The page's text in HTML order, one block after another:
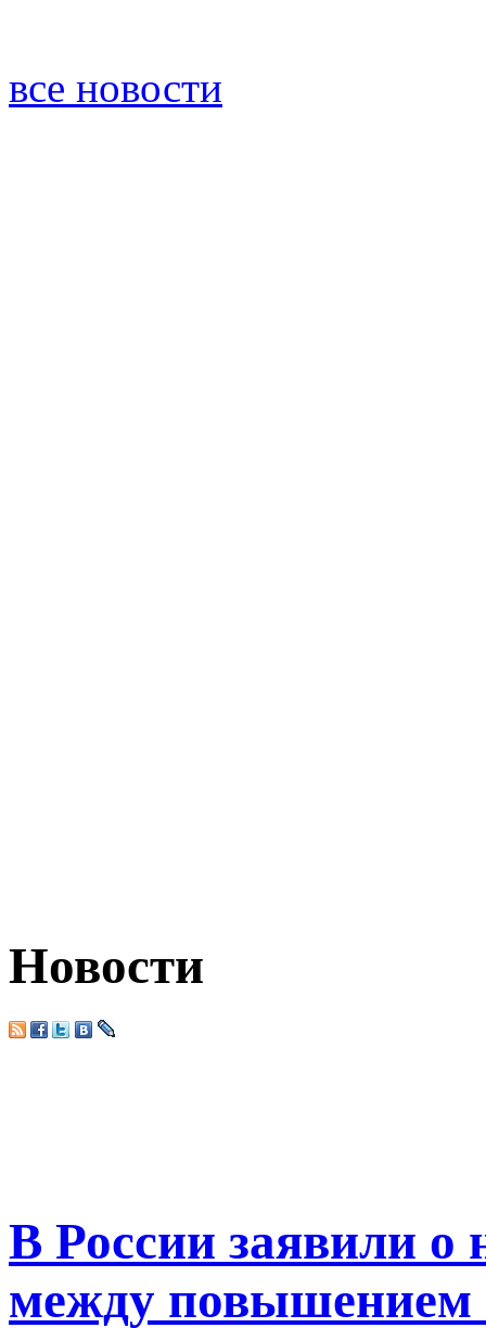
все новости
Новости
В России заявили о
между повышением